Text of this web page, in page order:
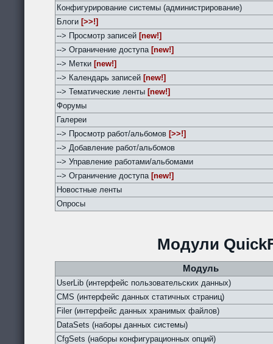
Конфигурирование системы (администрирование)
Блоги [>>!]
--> Просмотр записей [new!]
--> Ограничение доступа [new!]
--> Метки [new!]
--> Календарь записей [new!]
--> Тематические ленты [new!]
Форумы
Галереи
--> Просмотр работ/альбомов [>>!]
--> Добавление работ/альбомов
--> Управление работами/альбомами
--> Ограничение доступа [new!]
Новостные ленты
Опросы
Модули
Модуль
UserLib (интерфейс пользовательских данных)
CMS (интерфейс данных статичных страниц)
Filer (интерфейс данных хранимых файлов)
DataSets (наборы данных системы)
CfgSets (наборы конфигурационных опций)